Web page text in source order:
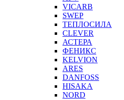
VICARB
SWEP
ТЕПЛОСИЛА
CLEVER
АСТЕРА
ФЕНИКС
KELVION
ARES
DANFOSS
HISAKA
NORD